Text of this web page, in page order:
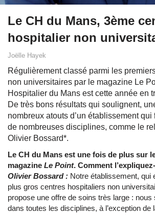
Le CH du Mans, 3ème
hospitalier non
Joëlle Hayek
Régulièrement classé parmi les
non universitaires par le magazine Le
Hospitalier du Mans est cette année en
De très bons résultats qui soulignent,
nombreux atouts d’un établissement
de nombreuses disciplines, comme le
Olivier Bossard*.
Le CH du Mans est une fois de plus sur
magazine Le Point. Comment
Olivier Bossard : Notre établissement, qui
plus gros centres hospitaliers non
propose une offre de soins très large :
dans toutes les disciplines, à l’exception de